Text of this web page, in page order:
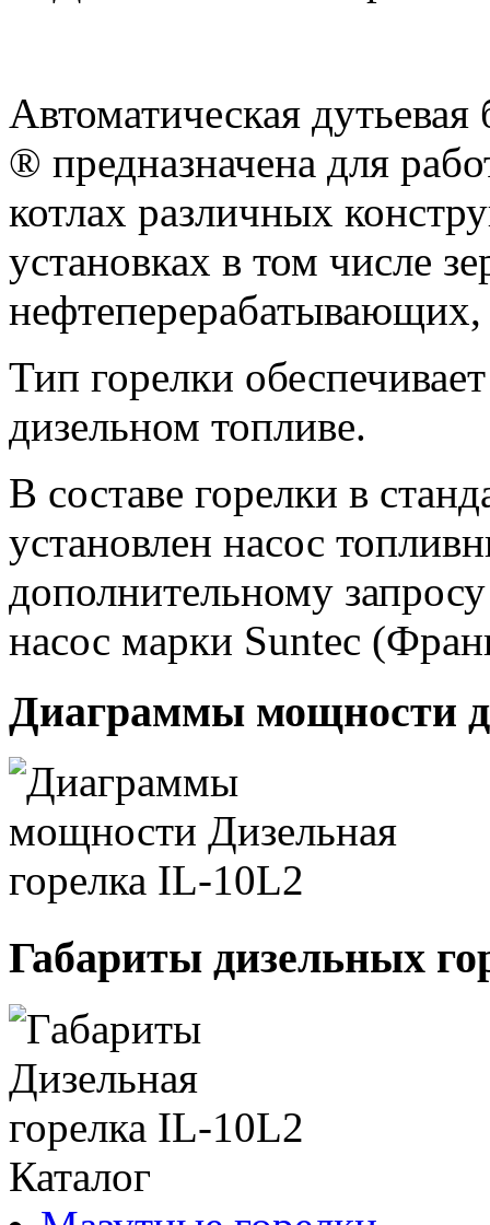
Автоматическая
® предназначена для
котлах различных
установках в том числе
нефтеперерабатывающих,
Тип горелки
дизельном топливе.
В составе горелки в
установлен насос
дополнительному
насос марки Suntec
Диаграммы мощности
Габариты дизельных
Каталог